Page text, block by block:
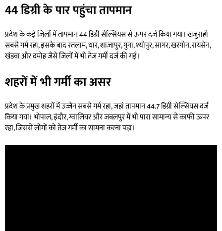
44 डिग्री के पार पहुंचा तापमान
प्रदेश के कई जिलों में तापमान 44 डिग्री सेल्सियस से ऊपर दर्ज किया गया। खजुराहो
सबसे गर्म रहा, इसके बाद रतलाम, धार, शाजापुर, गुना, श्योपुर, सागर, खरगोन, रायसेन,
खंडवा और दमोह जैसे जिलों में भी तेज गर्मी दर्ज की गई।
शहरों में भी गर्मी का असर
प्रदेश के प्रमुख शहरों में उज्जैन सबसे गर्म रहा, जहां तापमान 44.7 डिग्री सेल्सियस दर्ज
किया गया। भोपाल, इंदौर, ग्वालियर और जबलपुर में भी पारा सामान्य से काफी ऊपर
रहा, जिससे लोगों को तेज गर्मी का सामना करना पड़ा।